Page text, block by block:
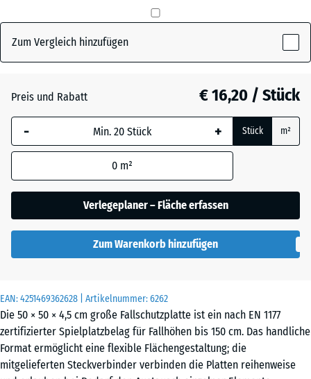
EAN:4251469362628 | Artikelnummer:6262
Die 50 × 50 × 4,5 cm große Fallschutzplatte ist ein nach EN 1177
zertifizierter Spielplatzbelag für Fallhöhen bis 150 cm. Das handliche
Format ermöglicht eine flexible Flächengestaltung; die
mitgelieferten Steckverbinder verbinden die Platten reihenweise
(active)
Grasgrün - € 1,80
Sandbeige + € 0,30
Schiefergrau
Zum Vergleich hinzufügen
Preis und Rabatt € 16,20 / Stück
- + Stück m²
0 m²
Verlegeplaner – Fläche erfassen
Zum Warenkorb hinzufügen